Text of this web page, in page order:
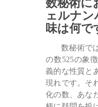
数秘術に
ェルナ
味は何で
数秘術で
の数525の象
義的な性質と
現れです。そ
化の数、あな